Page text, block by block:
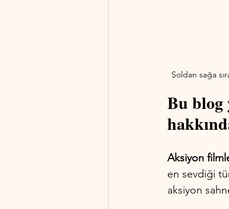
Soldan sağa
Bu blog
Aksiyon
en sevdiği
aksiyon